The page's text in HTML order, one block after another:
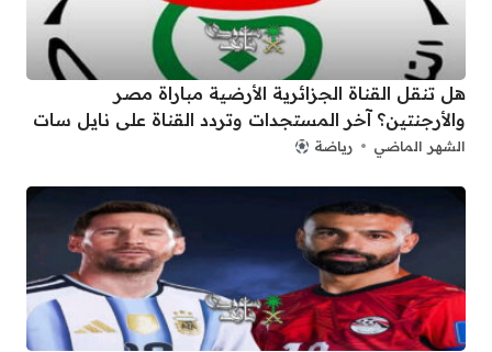
هل تنقل القناة الجزائرية الأرضية مباراة مصر
والأرجنتين؟ آخر المستجدات وتردد القناة على نايل سات
الشهر الماضي رياضة